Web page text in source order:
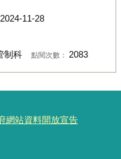
2024-11-28
制科 點閱次數： 2083
網站資料開放宣告